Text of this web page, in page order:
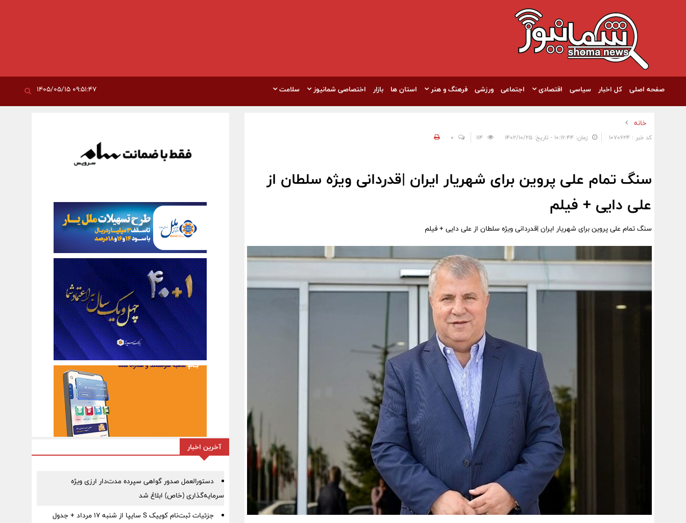
صفحه اصلی کل اخبار سیاسی اقتصادی اجتماعی ورزشی فرهنگ و هنر استان ها بازار اختصاصی شمانیوز سلامت
خانه
کد خبر : 1070624 زمان: ۱۰:۱۶:۴۴ - تاریخ: ۱۴۰۲/۱۰/۲۵ 0
سنگ تمام علی پروین برای شهریار ایران |قدردانی ویژه سلطان از
علی دایی + فیلم
سنگ تمام علی پروین برای شهریار ایران |قدردانی ویژه سلطان از علی دایی + فیلم
آخرین اخبار
دستورالعمل صدور گواهی سپرده مدت‌دار ارزی ویژه
سرمایه‌گذاری (خاص) ابلاغ شد
جزئیات ثبت‌نام کوییک S سایپا از شنبه ۱۷ مرداد + جدول